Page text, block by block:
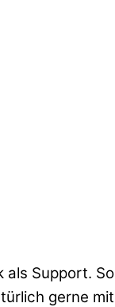
Support.
gerne